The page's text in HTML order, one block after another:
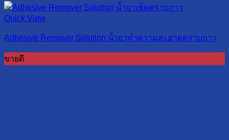
Quick View
Adhesive Remover Solution น้ำยาทำความสะอาดคราบกาว
ขายดี